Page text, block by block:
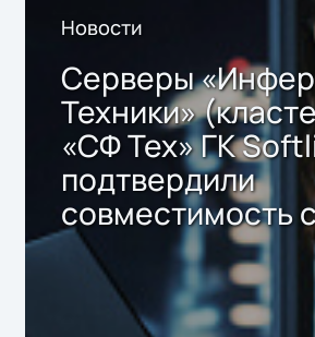
Новости
Серверы
Техники»
«СФ Тех» ГК
подтвердили
совместимость
решением Sharx
Storage 2.x для
хранения